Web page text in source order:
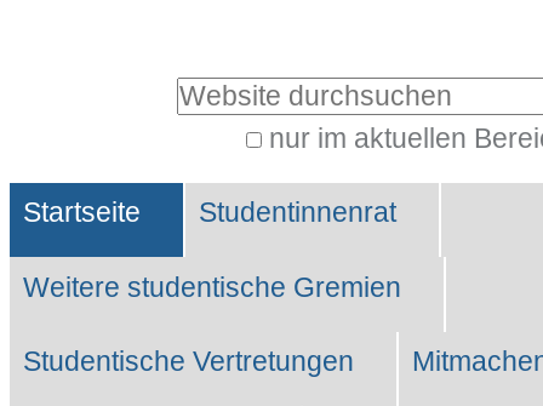
Website durchsuchen
nur im aktuellen
Suche…
Sektionen
Startseite Studentinnenrat
Weitere studentische Gremien
Studentische Vertretungen